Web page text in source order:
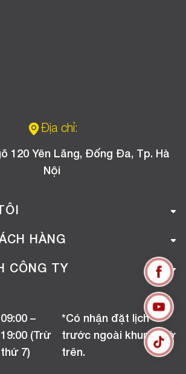
Địa chỉ:
120 Yên Lãng, Đống Đa, Tp. Hà
Nội
HÀNG
online
mãi
CÔNG TY
09:00 –
19:00 (Trừ
thứ 7)
*Có nhận đặt lịch
trước ngoài khung giờ
trên.